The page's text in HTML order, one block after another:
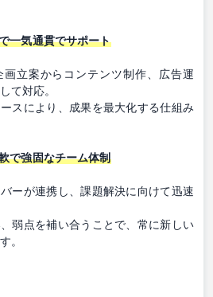
一気通貫でサポート
画立案からコンテンツ制作、広告運
て対応。
スにより、成果を最大化する仕組み
で強固なチーム体制
ーが連携し、課題解決に向けて迅速
弱点を補い合うことで、常に新しい
。